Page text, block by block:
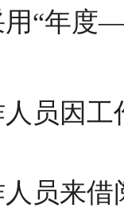
“年度
员因工
员来借